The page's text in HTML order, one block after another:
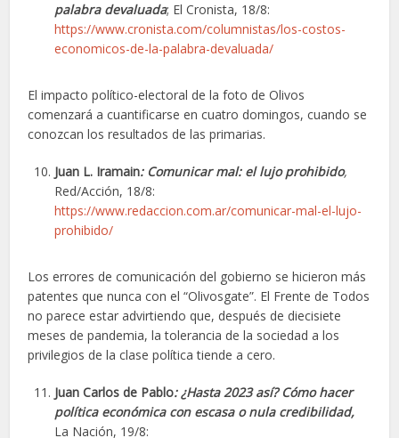
palabra devaluada; El Cronista, 18/8:
https://www.cronista.com/columnistas/los-costos-
economicos-de-la-palabra-devaluada/
El impacto político-electoral de la foto de Olivos
comenzará a cuantificarse en cuatro domingos, cuando se
conozcan los resultados de las primarias.
Juan L. Iramain: Comunicar mal: el lujo prohibido,
Red/Acción, 18/8:
https://www.redaccion.com.ar/comunicar-mal-el-lujo-
prohibido/
Los errores de comunicación del gobierno se hicieron más
patentes que nunca con el “Olivosgate”. El Frente de Todos
no parece estar advirtiendo que, después de diecisiete
meses de pandemia, la tolerancia de la sociedad a los
privilegios de la clase política tiende a cero.
Juan Carlos de Pablo: ¿Hasta 2023 así? Cómo hacer
política económica con escasa o nula credibilidad,
La Nación, 19/8: